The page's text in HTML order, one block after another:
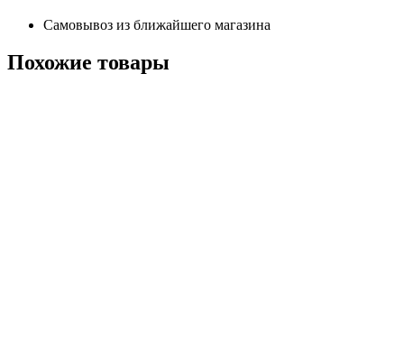
Самовывоз из ближайшего магазина
Похожие товары